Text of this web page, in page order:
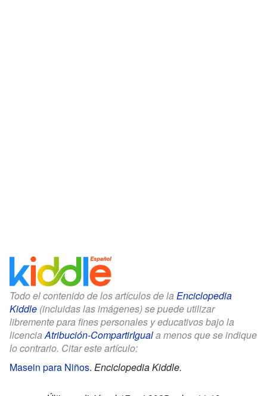
Todo el contenido de los artículos de la Enciclopedia
Kiddle (incluidas las imágenes) se puede utilizar
libremente para fines personales y educativos bajo la
licenciaAtribución-CompartirIguala menos que se indique
lo contrario. Citar este artículo:
Masein para Niños. Enciclopedia Kiddle.